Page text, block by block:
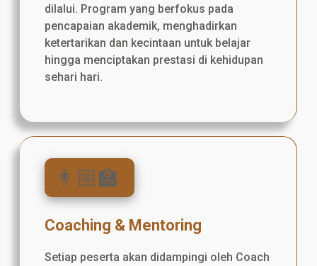
dilalui. Program yang berfokus pada
pencapaian akademik, menghadirkan
ketertarikan dan kecintaan untuk belajar
hingga menciptakan prestasi di kehidupan
sehari hari.
👨🏼‍🏫
Coaching & Mentoring
Setiap peserta akan didampingi oleh Coach